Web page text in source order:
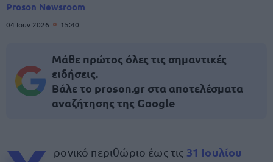
Proson Newsroom
04 Ιουν 2026 15:40
Μάθε πρώτος όλες τις σημαντικές
ειδήσεις.
Βάλε το proson.gr στα αποτελέσματα
αναζήτησης της Google
ρονικό περιθώριο έως τις 31 Ιουλίου